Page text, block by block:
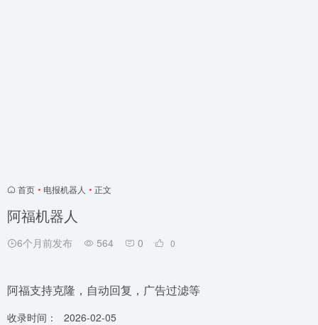
首页 • 电报机器人 • 正文
阿福机器人
6个月前发布 564 0 0
阿福支持克隆，自动回复，广告过滤等
收录时间：
2026-02-05